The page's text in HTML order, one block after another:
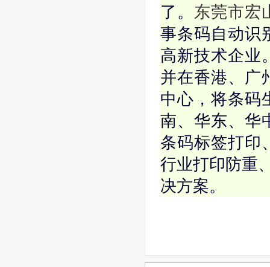
了。 东莞市宏
事条码自动识
高新技术企业
并在香港、广
中心，将条码
南、华东、华
条码标签打印
行业打印防重
决方案。